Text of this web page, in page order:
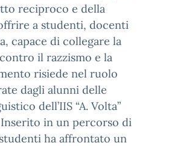
reciproco e della
a studenti, docenti
capace di collegare la
il razzismo e la
risiede nel ruolo
dagli alunni delle
dell’IIS “A. Volta”
in un percorso di
ha affrontato un